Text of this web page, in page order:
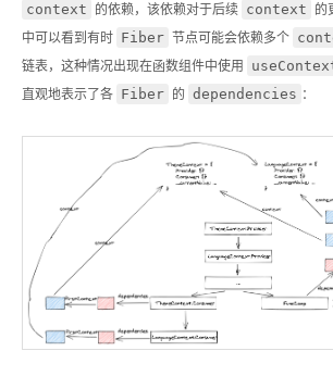
context 的依赖，该依赖对于后续 context 的
中可以看到有时 Fiber 节点可能会依赖多个
链表，这种情况出现在函数组件中使用
直观地表示了各 Fiber 的 dependencies ：